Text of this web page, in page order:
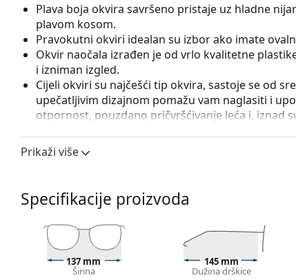
Plava boja okvira savršeno pristaje uz hladne
plavom kosom.
Pravokutni okviri idealan su izbor ako imate
Okvir naočala izrađen je od vrlo kvalitetne
i izniman izgled.
Cijeli okviri su najčešći tip okvira, sastoje se od
upečatljivim dizajnom pomažu vam naglasiti i
otpornost, pouzdano pričvršćivanje leća i, iznad
Pribor
Krpa koja se nalazi u pakiranju idealna je za
sadržavati tekstilnu vrećicu.
Istražite cijelu ponudu
dioptrijskih naočalakako
kupnju naočala
ako trebate pomoć pri odabiru.
Ovo je medicinski proizvod. Prije uporabe
Prikaži više
Specifikacije proizvoda
137 mm
Širina
145 mm
Dužina drškice